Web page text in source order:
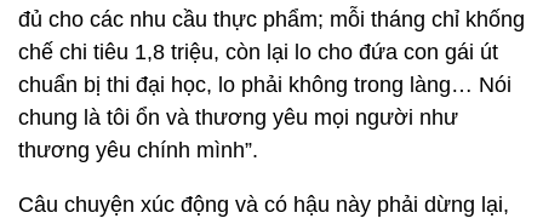
đủ cho các nhu cầu thực phẩm; mỗi tháng chỉ khống
chế chi tiêu 1,8 triệu, còn lại lo cho đứa con gái út
chuẩn bị thi đại học, lo phải không trong làng… Nói
chung là tôi ổn và thương yêu mọi người như
thương yêu chính mình”.
Câu chuyện xúc động và có hậu này phải dừng lại,